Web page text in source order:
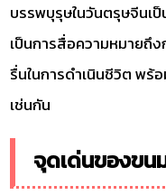
บรรพบุรุษในวันตรุษจีนเ
เป็นการสื่อความหมายถึ
รื่นในการดำเนินชีวิต พ
เช่นกัน
จุดเด่นของขน